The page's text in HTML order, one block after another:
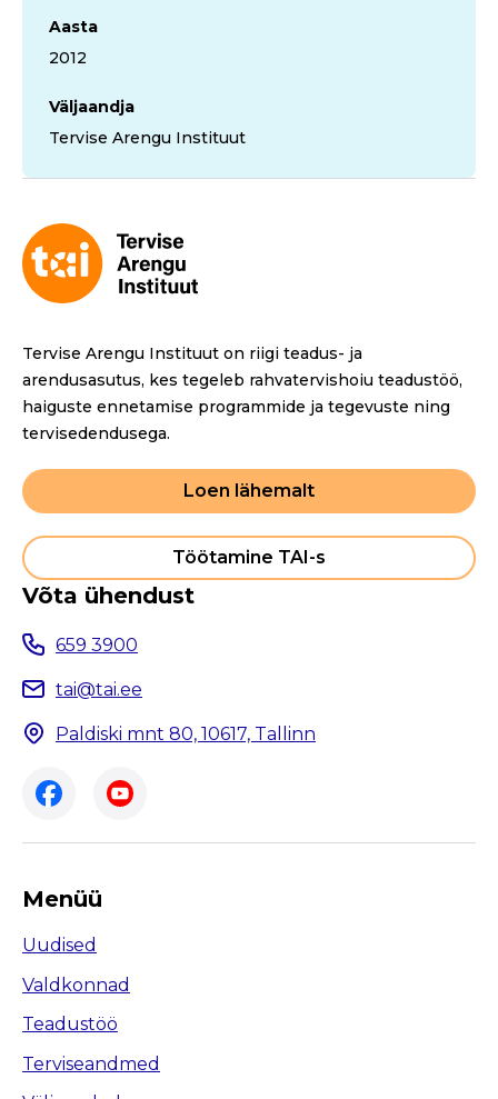
Aasta
2012
Väljaandja
Tervise Arengu Instituut
Tervise Arengu Instituut on riigi teadus- ja
arendusasutus, kes tegeleb rahvatervishoiu teadustöö,
haiguste ennetamise programmide ja tegevuste ning
tervisedendusega.
Loen lähemalt
Töötamine TAI-s
Võta ühendust
659 3900
tai@tai.ee
Paldiski mnt 80, 10617, Tallinn
Menüü
Uudised
Valdkonnad
Teadustöö
Terviseandmed